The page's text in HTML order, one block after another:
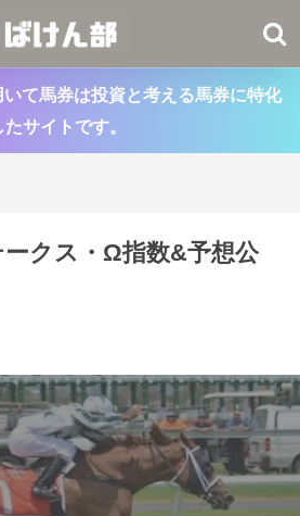
て馬券は投資と考える馬券に特化
たサイトです。
ークス・Ω指数&予想公